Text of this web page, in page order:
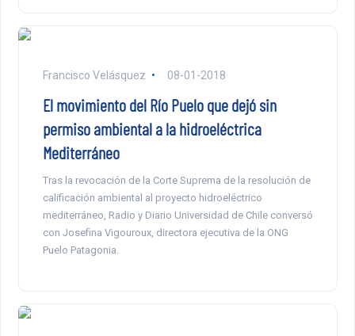
Francisco Velásquez 08-01-2018
El movimiento del Río Puelo que dejó sin
permiso ambiental a la hidroeléctrica
Mediterráneo
Tras la revocación de la Corte Suprema de la resolución de
calificación ambiental al proyecto hidroeléctrico
mediterráneo, Radio y Diario Universidad de Chile conversó
con Josefina Vigouroux, directora ejecutiva de la ONG
Puelo Patagonia.